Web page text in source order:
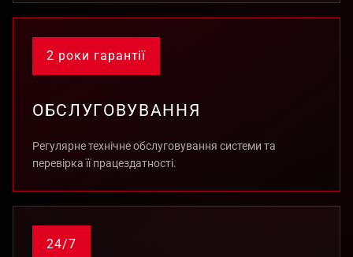
2 роки гарантії
ОБСЛУГОВУВАННЯ
Регулярне технічне обслуговування системи та
перевірка її працездатності.
24/7